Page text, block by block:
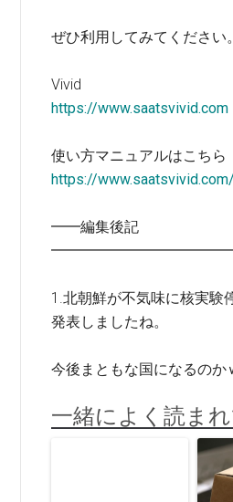
ぜひ利用してみてください。
Vivid
https://www.saatsvivid.com
使い方マニュアルはこちら
https://
━━編集後記
1.北朝鮮が不気味に核実験
発表しましたね。
今後まともな国になるのか
一緒によく読ま